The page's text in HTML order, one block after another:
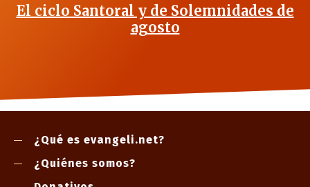
El ciclo Santoral y de Solemnidades de
agosto
¿Qué es evangeli.net?
¿Quiénes somos?